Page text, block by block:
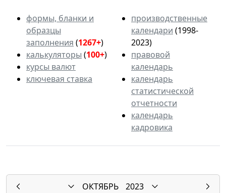
формы, бланки и
образцы
заполнения (1267+)
калькуляторы (100+)
курсы валют
ключевая ставка
производственные
календари (1998-
2023)
правовой
календарь
календарь
статистической
отчетности
календарь
кадровика
ОКТЯБРЬ
2023